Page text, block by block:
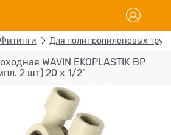
Фитинги Для полипропиленовых труб
WAVIN EKOPLASTIK ВР
2 шт) 20 х 1/2"